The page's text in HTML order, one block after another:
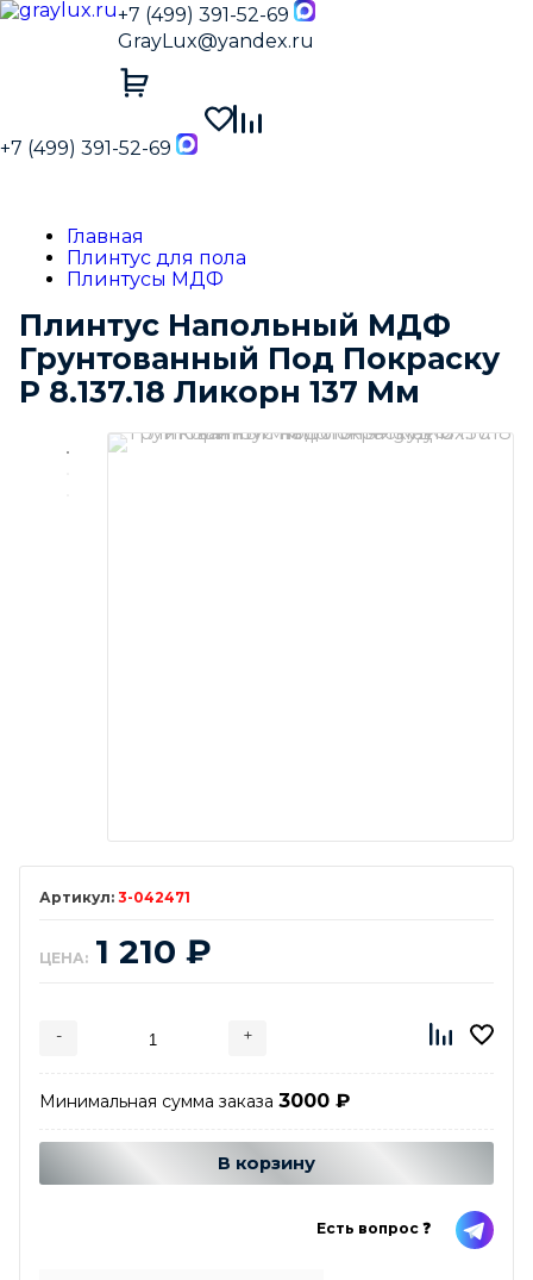
+7 (499) 391-52-69
GrayLux@yandex.ru
+7 (499) 391-52-69
Главная
Плинтус для пола
Плинтусы МДФ
Плинтус Напольный МДФ
Грунтованный Под Покраску
Р 8.137.18 Ликорн 137 Мм
3-042471
ЦЕНА: 1 210 ₽
- +
Минимальная сумма заказа 3000 ₽
В корзину
Есть вопрос ❓